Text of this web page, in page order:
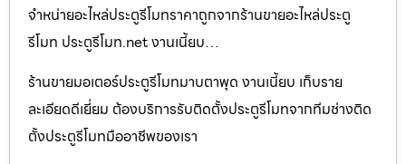
จำหน่ายอะไหล่ประตูรีโมทราคาถูกจากร้านขายอะไหล่ประตู
รีโมท ประตูรีโมท.net งานเนี้ยบ…
ร้านขายมอเตอร์ประตูรีโมทมาบตาพุด งานเนี้ยบ เก็บราย
ละเอียดดีเยี่ยม ต้องบริการรับติดตั้งประตูรีโมทจากทีมช่างติด
ตั้งประตูรีโมทมืออาชีพของเรา